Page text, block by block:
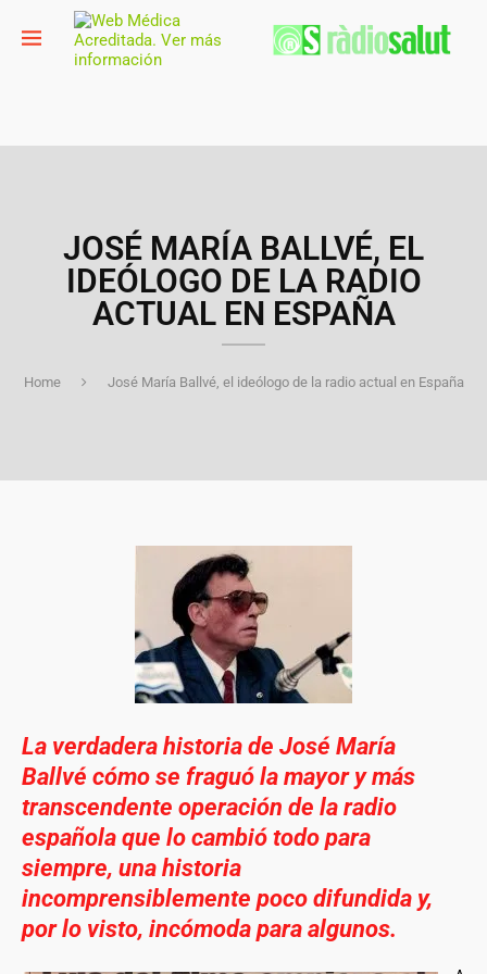
JOSÉ MARÍA BALLVÉ, EL
IDEÓLOGO DE LA RADIO
ACTUAL EN ESPAÑA
Home José María Ballvé, el ideólogo de la radio actual en España
La verdadera historia de José María
Ballvé cómo se fraguó la mayor y más
transcendente operación de la radio
española que lo cambió todo para
siempre, una historia
incomprensiblemente poco difundida y,
por lo visto, incómoda para algunos.